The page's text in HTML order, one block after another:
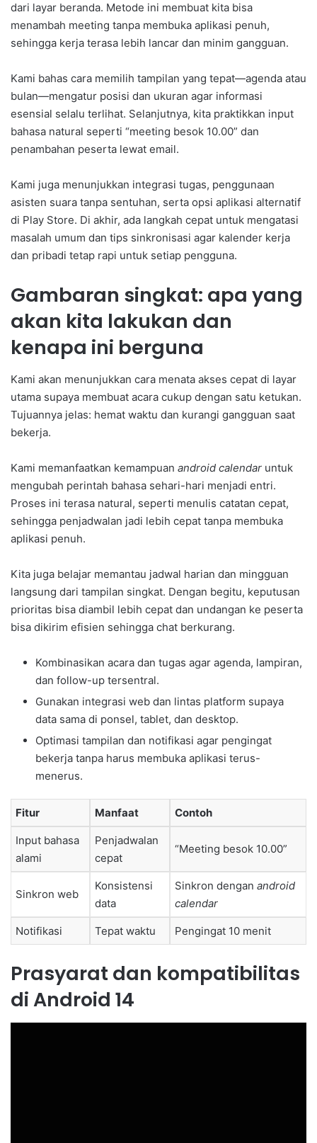
dari layar beranda. Metode ini membuat kita bisa
menambah meeting tanpa membuka aplikasi penuh,
sehingga kerja terasa lebih lancar dan minim gangguan.
Kami bahas cara memilih tampilan yang tepat—agenda atau
bulan—mengatur posisi dan ukuran agar informasi
esensial selalu terlihat. Selanjutnya, kita praktikkan input
bahasa natural seperti “meeting besok 10.00” dan
penambahan peserta lewat email.
Kami juga menunjukkan integrasi tugas, penggunaan
asisten suara tanpa sentuhan, serta opsi aplikasi alternatif
di Play Store. Di akhir, ada langkah cepat untuk mengatasi
masalah umum dan tips sinkronisasi agar kalender kerja
dan pribadi tetap rapi untuk setiap pengguna.
Gambaran singkat: apa yang
akan kita lakukan dan
kenapa ini berguna
Kami akan menunjukkan cara menata akses cepat di layar
utama supaya membuat acara cukup dengan satu ketukan.
Tujuannya jelas: hemat waktu dan kurangi gangguan saat
bekerja.
Kami memanfaatkan kemampuan android calendar untuk
mengubah perintah bahasa sehari-hari menjadi entri.
Proses ini terasa natural, seperti menulis catatan cepat,
sehingga penjadwalan jadi lebih cepat tanpa membuka
aplikasi penuh.
Kita juga belajar memantau jadwal harian dan mingguan
langsung dari tampilan singkat. Dengan begitu, keputusan
prioritas bisa diambil lebih cepat dan undangan ke peserta
bisa dikirim efisien sehingga chat berkurang.
Kombinasikan acara dan tugas agar agenda, lampiran,
dan follow-up tersentral.
Gunakan integrasi web dan lintas platform supaya
data sama di ponsel, tablet, dan desktop.
Optimasi tampilan dan notifikasi agar pengingat
bekerja tanpa harus membuka aplikasi terus-
menerus.
Fitur Manfaat Contoh
Input bahasa
alami
Penjadwalan
cepat
“Meeting besok 10.00”
Sinkron web
Konsistensi
data
Sinkron dengan android
calendar
Notifikasi Tepat waktu Pengingat 10 menit
Prasyarat dan kompatibilitas
di Android 14